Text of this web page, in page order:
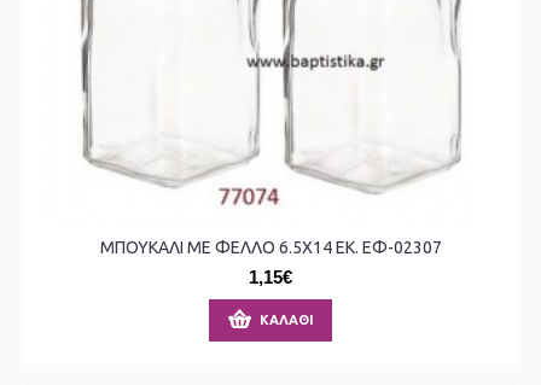
ΜΠΟΥΚΑΛΙ ΜΕ ΦΕΛΛΟ 6.5X14 ΕΚ. ΕΦ-02307
1,15€
ΚΑΛΆΘΙ